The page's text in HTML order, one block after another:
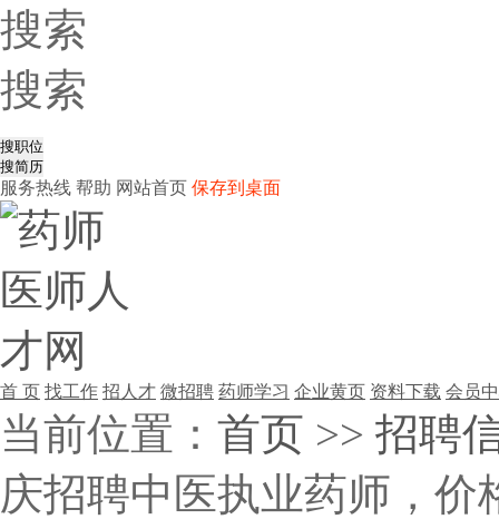
搜索
搜索
服务热线 帮助 网站首页 保存到桌面
首 页 找工作 招人才 微招聘 药师学习 企业黄页 资料下载 会员
当前位置： 首页 >> 招聘
庆招聘中医执业药师，价